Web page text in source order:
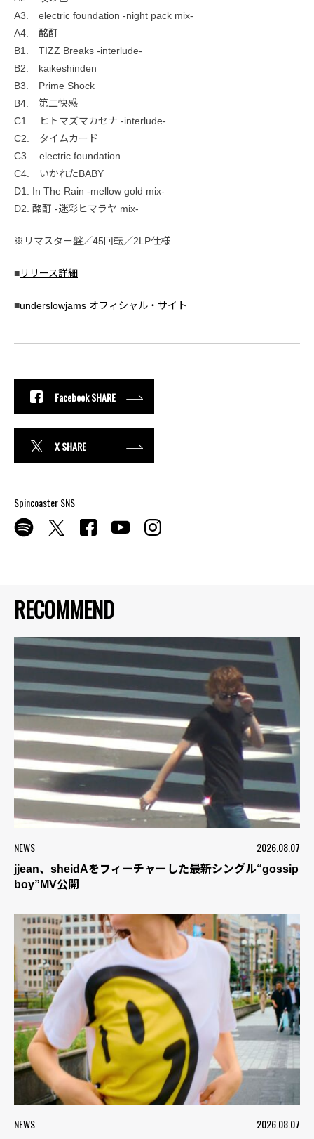
RECOMMEND
NEWS 2026.08.07
jjean、sheidAをフィーチャーした最新シングル“gossip
boy”MV公開
NEWS 2026.08.07
A3. electric foundation -night pack mix-
A4. 酩酊
B1. TIZZ Breaks -interlude-
B2. kaikeshinden
B3. Prime Shock
B4. 第二快感
C1. ヒトマズマカセナ -interlude-
C2. タイムカード
C3. electric foundation
C4. いかれたBABY
D1. In The Rain -mellow gold mix-
D2. 酩酊 -迷彩ヒマラヤ mix-
※リマスター盤／45回転／2LP仕様
■リリース詳細
■underslowjams オフィシャル・サイト
Facebook SHARE
X SHARE
Spincoaster SNS